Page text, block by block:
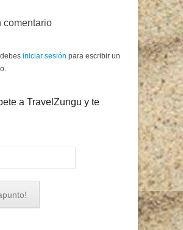
comentario
iniciar sesión para escribir un
a TravelZungu y te